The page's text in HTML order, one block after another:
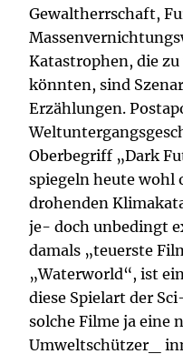
Gewaltherrschaft,
Katastrophen, die
könnten, sind
Erzählungen.
Oberbegriff „Dark
spiegeln heute wohl
drohenden
je- doch unbedingt
damals „teuerste
„Waterworld“, ist
diese Spielart der
solche Filme ja eine
Umweltschützer_